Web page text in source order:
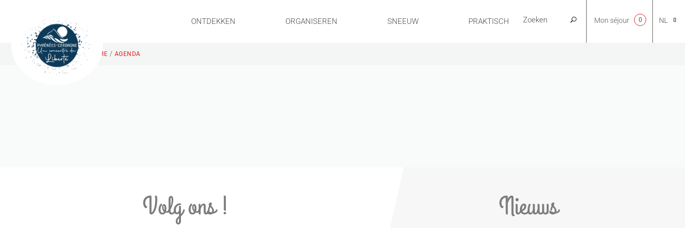
ONTDEKKEN ORGANISEREN SNEEUW PRAKTISCH NL
Mon séjour 0
HOME / AGENDA
Volg ons ! Nieuws